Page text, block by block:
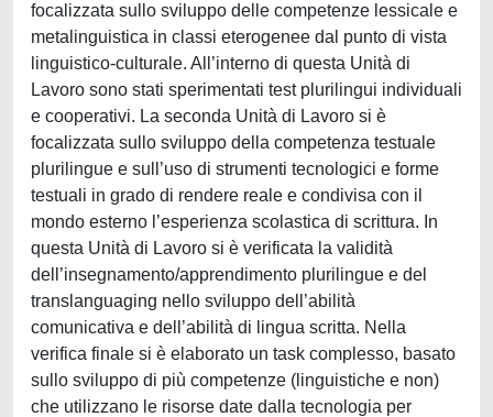
focalizzata sullo sviluppo delle competenze lessicale e
metalinguistica in classi eterogenee dal punto di vista
linguistico-culturale. All’interno di questa Unità di
Lavoro sono stati sperimentati test plurilingui individuali
e cooperativi. La seconda Unità di Lavoro si è
focalizzata sullo sviluppo della competenza testuale
plurilingue e sull’uso di strumenti tecnologici e forme
testuali in grado di rendere reale e condivisa con il
mondo esterno l’esperienza scolastica di scrittura. In
questa Unità di Lavoro si è verificata la validità
dell’insegnamento/apprendimento plurilingue e del
translanguaging nello sviluppo dell’abilità
comunicativa e dell’abilità di lingua scritta. Nella
verifica finale si è elaborato un task complesso, basato
sullo sviluppo di più competenze (linguistiche e non)
che utilizzano le risorse date dalla tecnologia per